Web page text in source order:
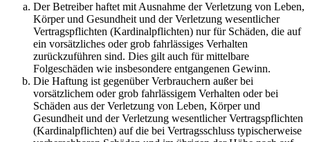
Der Betreiber haftet mit Ausnahme der Verletzung von Leben,
Körper und Gesundheit und der Verletzung wesentlicher
Vertragspflichten (Kardinalpflichten) nur für Schäden, die auf
ein vorsätzliches oder grob fahrlässiges Verhalten
zurückzuführen sind. Dies gilt auch für mittelbare
Folgeschäden wie insbesondere entgangenen Gewinn.
Die Haftung ist gegenüber Verbrauchern außer bei
vorsätzlichem oder grob fahrlässigem Verhalten oder bei
Schäden aus der Verletzung von Leben, Körper und
Gesundheit und der Verletzung wesentlicher Vertragspflichten
(Kardinalpflichten) auf die bei Vertragsschluss typischerweise